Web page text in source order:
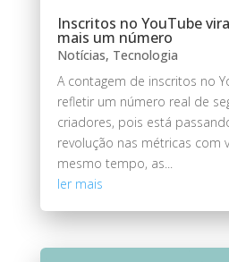
Inscritos no YouTube
mais um número
Notícias, Tecnologia
A contagem de inscritos no
refletir um número real de
criadores, pois está
revolução nas métricas com
mesmo tempo, as...
ler mais